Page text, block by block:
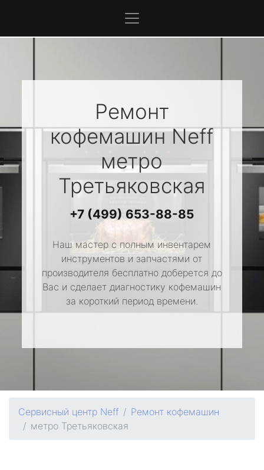
Ремонт
кофемашинNeff
метро
Третьяковская
+7 (499) 653-88-85
Наш мастер с полным инвентарем
инструментов и запчастями от
производителя бесплатно доберется до
Вас и сделает диагностику кофемашин
за короткий период времени.
Сервисный центр Neff
Ремонт кофемашин
метро Третьяковская